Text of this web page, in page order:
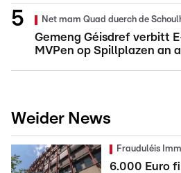
Net mam Quad duerch de
Gemeng Géisdref verbitt
MVPen op Spillplazen an
Weider News
Frauduléis
6.000 Euro